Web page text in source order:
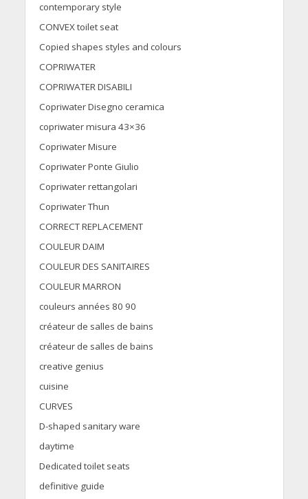
contemporary style
CONVEX toilet seat
Copied shapes styles and colours
COPRIWATER
COPRIWATER DISABILI
Copriwater Disegno ceramica
copriwater misura 43×36
Copriwater Misure
Copriwater Ponte Giulio
Copriwater rettangolari
Copriwater Thun
CORRECT REPLACEMENT
COULEUR DAIM
COULEUR DES SANITAIRES
COULEUR MARRON
couleurs années 80 90
créateur de salles de bains
créateur de salles de bains
creative genius
cuisine
CURVES
D-shaped sanitary ware
daytime
Dedicated toilet seats
definitive guide